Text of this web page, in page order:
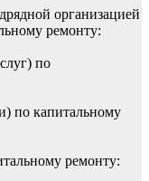
организацией
ремонту:
по
по капитальному
ремонту: